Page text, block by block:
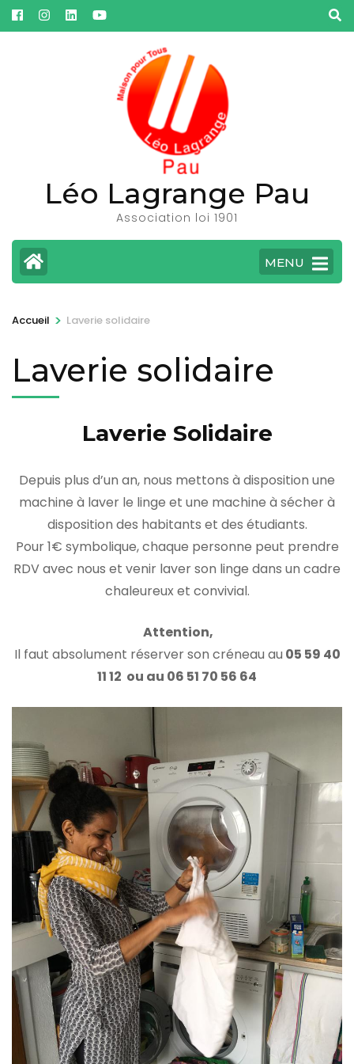
Aller
au
Léo Lagrange Pau
Association loi 1901
MENU
Accueil > Laverie solidaire
Laverie solidaire
Laverie Solidaire
Depuis plus d’un an, nous mettons à disposition une
machine à laver le linge et une machine à sécher à
disposition des habitants et des étudiants.
Pour 1€ symbolique, chaque personne peut prendre
RDV avec nous et venir laver son linge dans un cadre
chaleureux et convivial.
Attention,
Il faut absolument réserver son créneau au 05 59 40
11 12 ou au 06 51 70 56 64